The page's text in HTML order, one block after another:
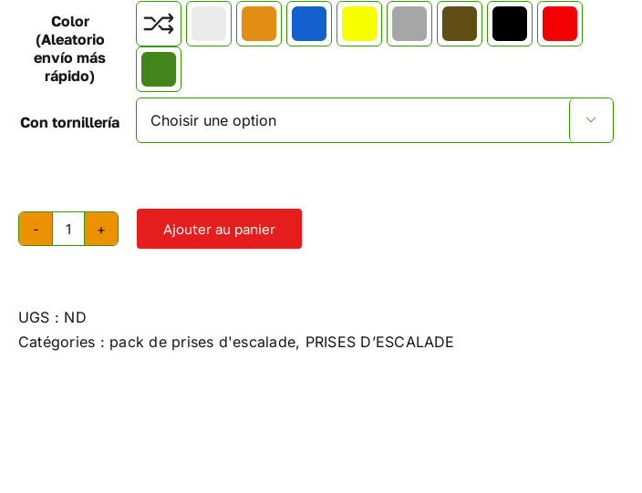
Color
(Aleatorio
envío más
rápido)
Con tornillería 
quantité
d'escalade
Anneaux
Ajouter au panier
UGS : ND
Catégories : pack de prises d'escalade, PRISES D’ESCALADE